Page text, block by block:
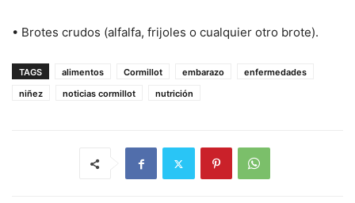
• Brotes crudos (alfalfa, frijoles o cualquier otro brote).
TAGS alimentos Cormillot embarazo
enfermedades
niñez
noticias cormillot nutrición